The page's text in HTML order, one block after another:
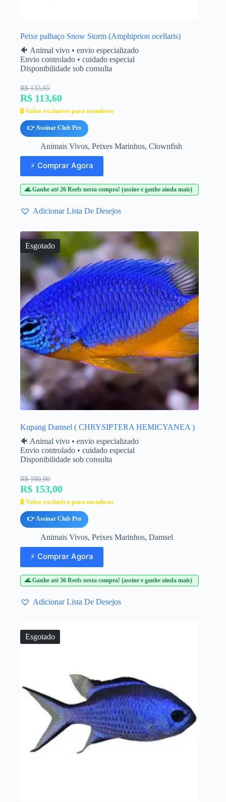
Peixe palhaço Snow Storm (Amphiprion ocellaris)
🐠 Animal vivo • envio especializado
Envio controlado • cuidado especial
Disponibilidade sob consulta
R$ 133,65
R$ 113,60
🔒 Valor exclusivo para membros
👉 Assinar Club Pro
Animais Vivos, Peixes Marinhos, Clownfish
⚡ Comprar Agora
🌊 Ganhe até 26 Reefs nesta compra! (assine e ganhe ainda mais)
Adicionar Lista De Desejos
Esgotado
Kupang Damsel ( CHRYSIPTERA HEMICYANEA )
🐠 Animal vivo • envio especializado
Envio controlado • cuidado especial
Disponibilidade sob consulta
R$ 180,00
R$ 153,00
🔒 Valor exclusivo para membros
👉 Assinar Club Pro
Animais Vivos, Peixes Marinhos, Damsel
⚡ Comprar Agora
🌊 Ganhe até 36 Reefs nesta compra! (assine e ganhe ainda mais)
Adicionar Lista De Desejos
Esgotado